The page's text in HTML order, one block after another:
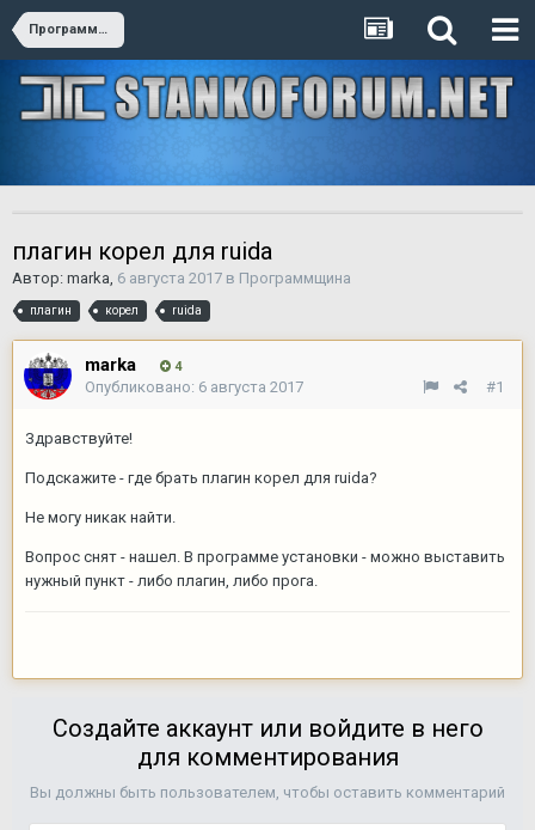
Программщина
плагин корел для ruida
Автор: marka, 6 августа 2017 в Программщина
плагин корел ruida
marka 4
#1
Опубликовано: 6 августа 2017
Здравствуйте!
Подскажите - где брать плагин корел для ruida?
Не могу никак найти.
Вопрос снят - нашел. В программе установки - можно выставить
нужный пункт - либо плагин, либо прога.
Создайте аккаунт или войдите в него
для комментирования
Вы должны быть пользователем, чтобы оставить комментарий